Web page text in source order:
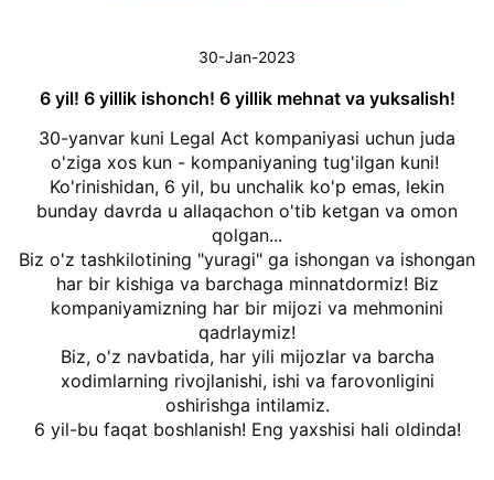
30-Jan-2023
6 yil! 6 yillik ishonch! 6 yillik mehnat va yuksalish!
30-yanvar kuni Legal Act kompaniyasi uchun juda
o'ziga xos kun - kompaniyaning tug'ilgan kuni!
Ko'rinishidan, 6 yil, bu unchalik ko'p emas, lekin
bunday davrda u allaqachon o'tib ketgan va omon
qolgan...
Biz o'z tashkilotining "yuragi" ga ishongan va ishongan
har bir kishiga va barchaga minnatdormiz! Biz
kompaniyamizning har bir mijozi va mehmonini
qadrlaymiz!
Biz, o'z navbatida, har yili mijozlar va barcha
xodimlarning rivojlanishi, ishi va farovonligini
oshirishga intilamiz.
6 yil-bu faqat boshlanish! Eng yaxshisi hali oldinda!